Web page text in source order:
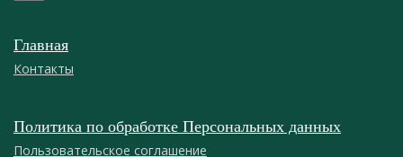
Главная
Контакты
Политика по обработке Персональных данных
Пользовательское соглашение